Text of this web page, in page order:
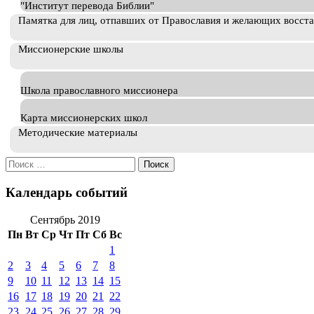
"Институт перевода Библии"
Памятка для лиц, отпавших от Православия и желающих
Миссионерские школы
Школа православного миссионера
Карта миссионерских школ
Методические материалы
Искать:
Календарь событий
Сентябрь 2019
Пн Вт Ср Чт Пт Сб Вс
1
2
3 4 5 6 7
8
9
10 11 12 13 14 15
16 17 18 19 20 21
22
23 24 25 26 27 28 29